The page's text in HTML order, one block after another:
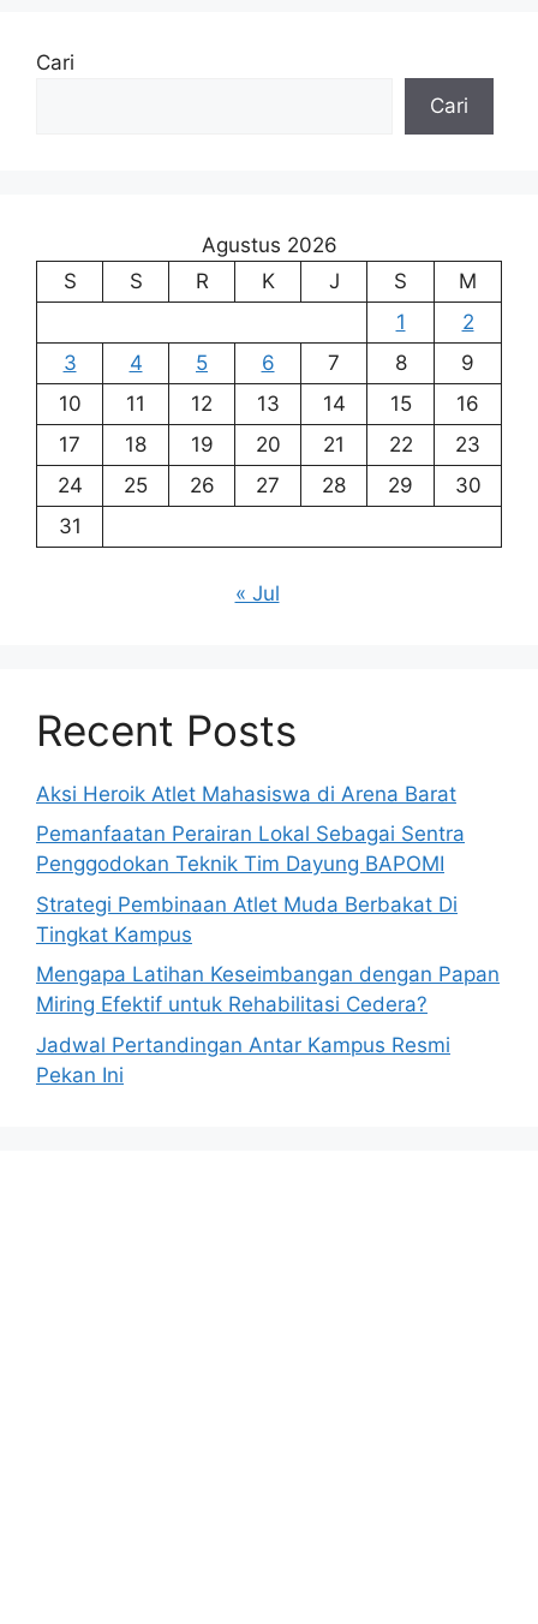
Cari
Cari
Agustus 2026
S
S R K J S
M
1
2
3
4 5 6 7 8
9
10
11 12 13 14 15
16
17
18 19 20 21 22
23
24
25 26 27 28 29
30
31
« Jul
Recent Posts
Aksi Heroik Atlet Mahasiswa di Arena Barat
Pemanfaatan Perairan Lokal Sebagai Sentra
Penggodokan Teknik Tim Dayung BAPOMI
Strategi Pembinaan Atlet Muda Berbakat Di
Tingkat Kampus
Mengapa Latihan Keseimbangan dengan Papan
Miring Efektif untuk Rehabilitasi Cedera?
Jadwal Pertandingan Antar Kampus Resmi
Pekan Ini